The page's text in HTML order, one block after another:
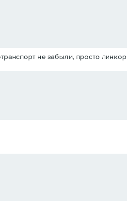
не забыли, просто